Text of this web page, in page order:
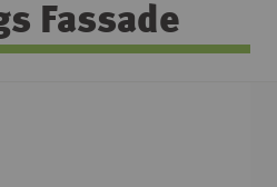
Fassade